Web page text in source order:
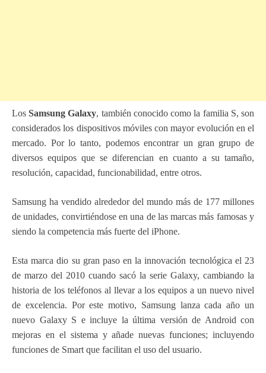
LosSamsung Galaxy, también conocido como la familia S, son
considerados los dispositivos móviles con mayor evolución en el
mercado. Por lo tanto, podemos encontrar un gran grupo de
diversos equipos que se diferencian en cuanto a su tamaño,
resolución, capacidad, funcionabilidad, entre otros.
Samsung ha vendido alrededor del mundo más de 177 millones
de unidades, convirtiéndose en una de las marcas más famosas y
siendo la competencia más fuerte del iPhone.
Esta marca dio su gran paso en la innovación tecnológica el 23
de marzo del 2010 cuando sacó la serie Galaxy, cambiando la
historia de los teléfonos al llevar a los equipos a un nuevo nivel
de excelencia. Por este motivo, Samsung lanza cada año un
nuevo Galaxy S e incluye la última versión de Android con
mejoras en el sistema y añade nuevas funciones; incluyendo
funciones de Smart que facilitan el uso del usuario.